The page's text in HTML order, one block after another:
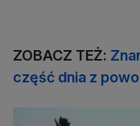
ZOBACZ TEŻ:
część dnia z